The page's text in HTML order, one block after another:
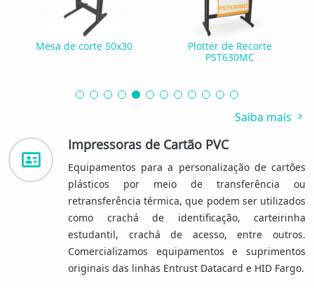
Mesa de corte 50x30
Plotter de Recorte
PST630MC
Saiba mais
Impressoras de Cartão PVC
Equipamentos para a personalização de cartões
plásticos por meio de transferência ou
retransferência térmica, que podem ser utilizados
como crachá de identificação, carteirinha
estudantil, crachá de acesso, entre outros.
Comercializamos equipamentos e suprimentos
originais das linhas Entrust Datacard e HID Fargo.